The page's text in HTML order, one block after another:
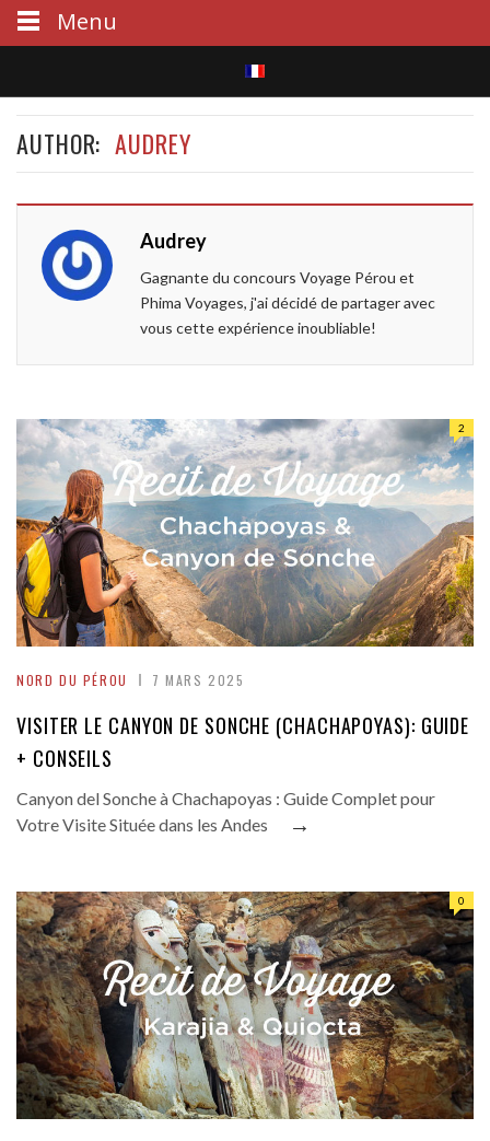
S
h
AUTHOR: AUDREY
Audrey
Gagnante du concours Voyage Pérou et
Phima Voyages, j'ai décidé de partager avec
vous cette expérience inoubliable!
NORD DU PÉROU 7 MARS 2025
2
VISITER LE CANYON DE SONCHE (CHACHAPOYAS): GUIDE
+ CONSEILS
Canyon del Sonche à Chachapoyas : Guide Complet pour
Votre Visite Située dans les Andes
→
0
Menu